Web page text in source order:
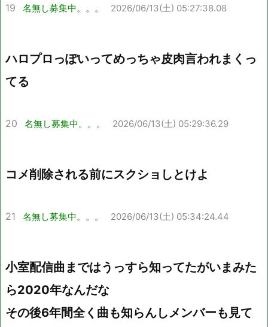
19 名無し募集中。。。 2026/06/13(土) 05:27:38.08
ハロプロっぽいってめっちゃ皮肉言われまくっ
てる
20 名無し募集中。。。 2026/06/13(土) 05:29:36.29
コメ削除される前にスクショしとけよ
21 名無し募集中。。。 2026/06/13(土) 05:34:24.44
小室配信曲まではうっすら知ってたがいまみた
ら2020年なんだな
その後6年間全く曲も知らんしメンバーも見て